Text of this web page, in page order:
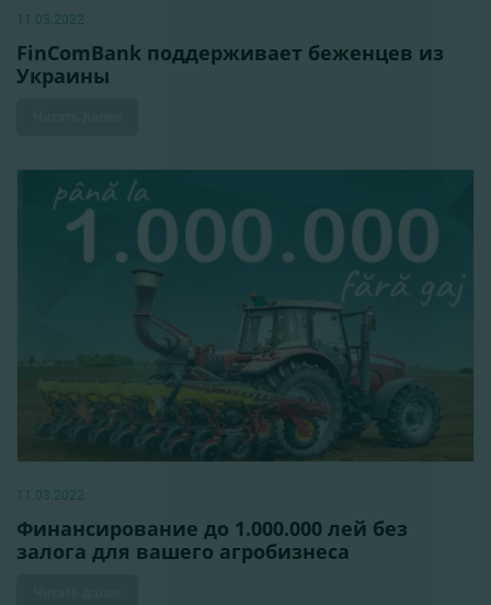
11.03.2022
FinComBank поддерживает беженцев из
Украины
11.03.2022
Финансирование до 1.000.000 лей без
залога для вашего агробизнеса